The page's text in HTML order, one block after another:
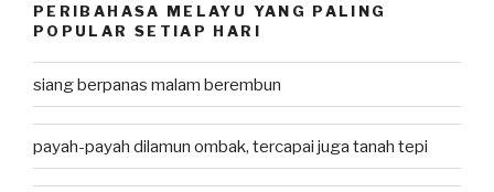
PERIBAHASA MELAYU YANG PALING
POPULAR SETIAP HARI
siang berpanas malam berembun
payah-payah dilamun ombak, tercapai juga tanah tepi